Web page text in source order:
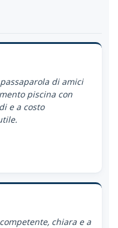
di amici
piscina con
e a costo
chiara e a